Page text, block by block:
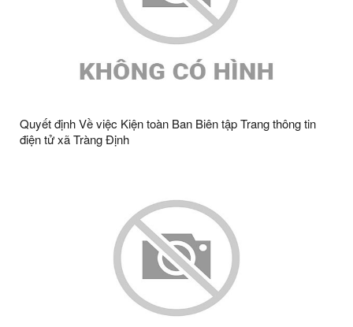
Quyết định Về việc Kiện toàn Ban Biên tập Trang thông tin
điện tử xã Tràng Định